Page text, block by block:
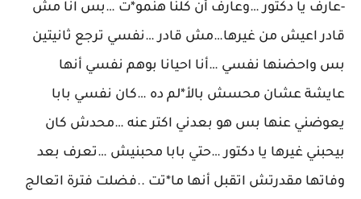
-عارف يا دكتور …وعارف أن كلنا هنمو*ت …بس انا مش
قادر اعيش من غيرها…مش قادر …نفسي ترجع ثانيتين
بس واحضنها نفسي …أنا احيانا بوهم نفسي أنها
عايشة عشان محسش بالأ*لم ده …كان نفسي بابا
يعوضني عنها بس هو بعدني اكتر عنه …محدش كان
بيحبني غيرها يا دكتور …حتي بابا محبنيش …تعرف بعد
وفاتها مقدرتش اتقبل أنها ما*تت ..فضلت فترة اتعالج